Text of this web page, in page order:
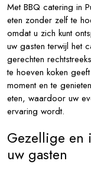
Met BBQ catering in
eten zonder zelf te
omdat u zich kunt
uw gasten terwijl het
gerechten
te hoeven koken
moment en te
eten, waardoor uw
ervaring wordt.
Gezellige en
uw gasten